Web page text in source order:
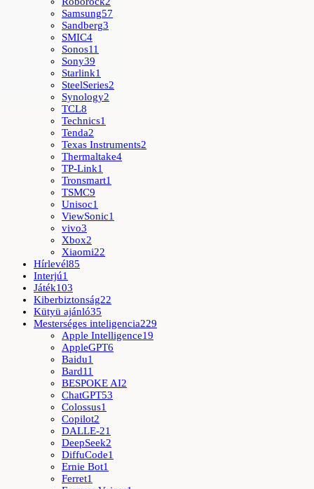
Samsung57
Sandberg3
SMIC4
Sonos11
Sony39
Starlink1
SteelSeries2
Synology2
TCL8
Technics1
Tenda2
Texas Instruments2
Thermaltake4
TP-Link1
Tronsmart1
TSMC9
Unisoc1
ViewSonic1
vivo3
Xbox2
Xiaomi22
Hírlevél85
Interjú1
Játék103
Kiberbiztonság22
Kütyü ajánló35
Mesterséges inteligencia229
Apple Intelligence19
AppleGPT6
Baidu1
Bard11
BESPOKE AI2
ChatGPT53
Colossus1
Copilot2
DALLE-21
DeepSeek2
DiffuCode1
Ernie Bot1
Ferret1